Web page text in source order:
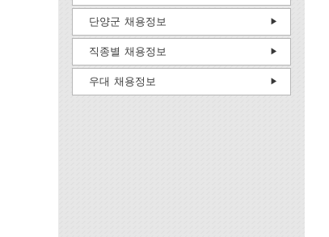
단양군 채용정보
직종별 채용정보
우대 채용정보